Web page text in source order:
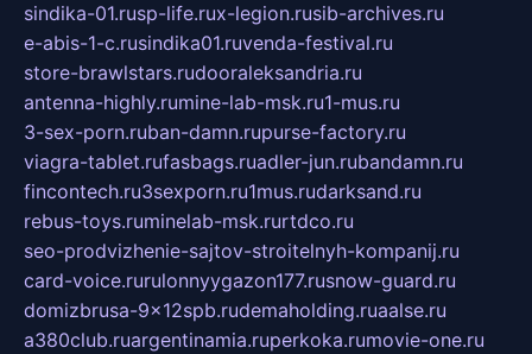
sindika-01.rusp-life.rux-legion.rusib-archives.ru
e-abis-1-c.rusindika01.ruvenda-festival.ru
store-brawlstars.rudooraleksandria.ru
antenna-highly.rumine-lab-msk.ru1-mus.ru
3-sex-porn.ruban-damn.rupurse-factory.ru
viagra-tablet.rufasbags.ruadler-jun.rubandamn.ru
fincontech.ru3sexporn.ru1mus.rudarksand.ru
rebus-toys.ruminelab-msk.rurtdco.ru
seo-prodvizhenie-sajtov-stroitelnyh-kompanij.ru
card-voice.rurulonnyygazon177.rusnow-guard.ru
domizbrusa-9x12spb.rudemaholding.ruaalse.ru
a380club.ruargentinamia.ruperkoka.rumovie-one.ru